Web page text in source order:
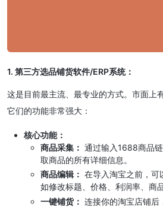
1. 第三方选品铺货软件/ERP系统：
这是目前最主流、最专业的方式。市面上
它们的功能非常强大：
核心功能：
商品采集： 通过输入1688商品
取商品的所有详细信息。
商品编辑： 在导入淘宝之前，可
如修改标题、价格、利润率、商
一键铺货： 连接你的淘宝店铺后